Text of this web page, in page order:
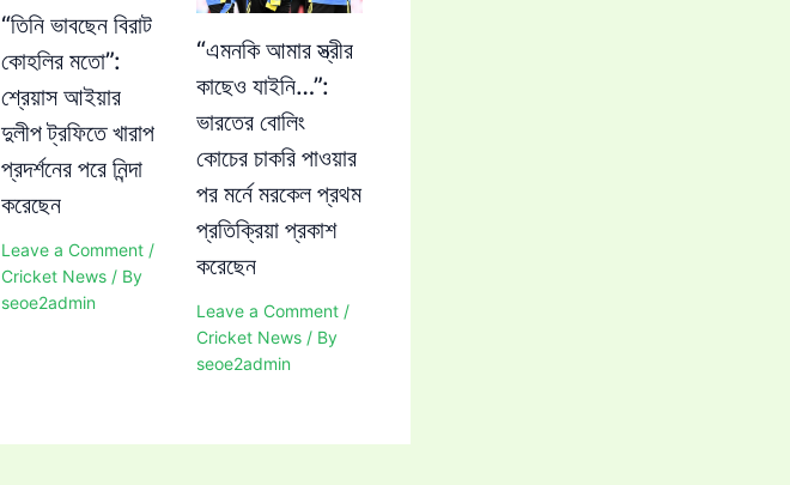
“তিনি ভাবছেন বিরাট
কোহলির মতো”:
শ্রেয়াস আইয়ার
দুলীপ ট্রফিতে খারাপ
প্রদর্শনের পরে নিন্দা
করেছেন
Leave a Comment /
Cricket News/ By
seoe2admin
“এমনকি আমার স্ত্রীর
কাছেও যাইনি…”:
ভারতের বোলিং
কোচের চাকরি পাওয়ার
পর মর্নে মরকেল প্রথম
প্রতিক্রিয়া প্রকাশ
করেছেন
Leave a Comment /
Cricket News / By
seoe2admin